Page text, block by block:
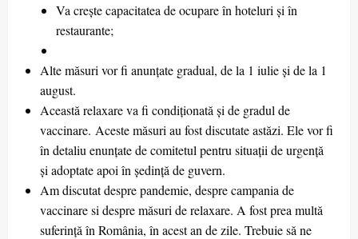
Va crește capacitatea de ocupare în hoteluri și în
restaurante;
Alte măsuri vor fi anunțate gradual, de la 1 iulie și de la 1
august.
Această relaxare va fi condiționată și de gradul de
vaccinare. Aceste măsuri au fost discutate astăzi. Ele vor fi
în detaliu enunțate de comitetul pentru situații de urgență
și adoptate apoi în ședință de guvern.
Am discutat despre pandemie, despre campania de
vaccinare si despre măsuri de relaxare. A fost prea multă
suferință în România, în acest an de zile. Trebuie să ne